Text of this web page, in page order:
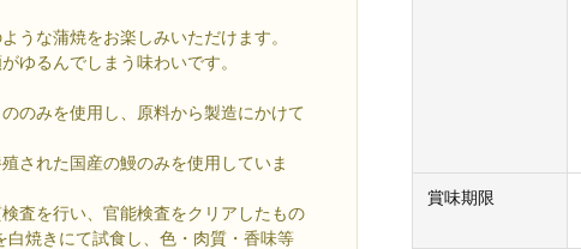
うな蒲焼をお楽しみいただけます。
ゆるんでしまう味わいです。
のみを使用し、原料から製造にかけて
された国産の鰻のみを使用していま
査を行い、官能検査をクリアしたもの
焼きにて試食し、色・肉質・香味等
賞味期限